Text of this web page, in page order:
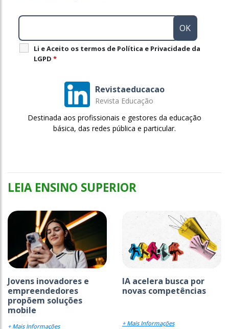
Li e Aceito os termos de Política e Privacidade da
LGPD *
Revistaeducacao
Revista Educação
Destinada aos profissionais e gestores da educação
básica, das redes pública e particular.
LEIA ENSINO SUPERIOR
Jovens inovadores e
empreendedores
propõem soluções
mobile
+ Mais Informações
IA acelera busca por
novas competências
+ Mais Informações